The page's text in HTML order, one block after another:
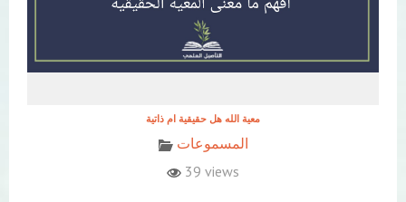
معية الله هل حقيقية ام ذاتية
المسموعات
39 views